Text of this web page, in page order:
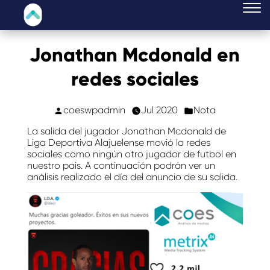
Jonathan Mcdonald en
redes sociales
coeswpadmin Jul 2020
Nota
La salida del jugador Jonathan Mcdonald de
Liga Deportiva Alajuelense movió la redes
sociales como ningún otro jugador de futbol en
nuestro pais. A continuación podrán ver un
análisis realizado el día del anuncio de su salida.